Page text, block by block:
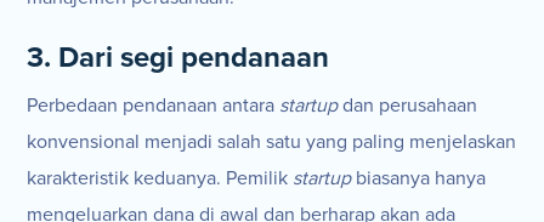
3. Dari segi pendanaan
Perbedaan pendanaan antara startupdan perusahaan
konvensional menjadi salah satu yang paling menjelaskan
karakteristik keduanya. Pemilik startupbiasanya hanya
mengeluarkan dana di awal dan berharap akan ada